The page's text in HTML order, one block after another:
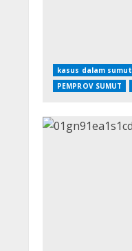
kasus dalam sumut
PEMPROV SUMUT